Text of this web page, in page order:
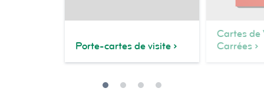
Porte-cartes de visite
Cartes de
Carrées